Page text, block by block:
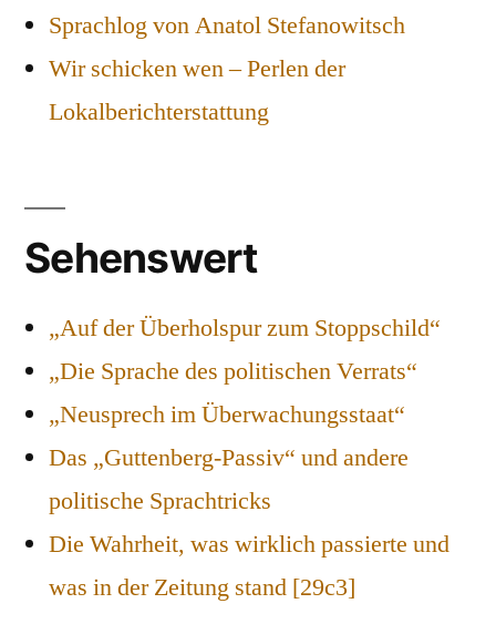
Sprachlog von Anatol Stefanowitsch
Wir schicken wen – Perlen der
Lokalberichterstattung
Sehenswert
„Auf der Überholspur zum Stoppschild“
„Die Sprache des politischen Verrats“
„Neusprech im Überwachungsstaat“
Das „Guttenberg-Passiv“ und andere
politische Sprachtricks
Die Wahrheit, was wirklich passierte und
was in der Zeitung stand [29c3]